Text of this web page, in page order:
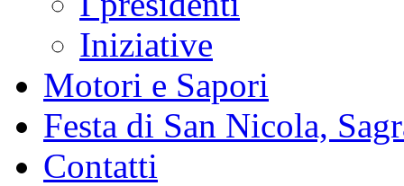
Iniziative
Motori e Sapori
Festa di San Nicola,
Contatti